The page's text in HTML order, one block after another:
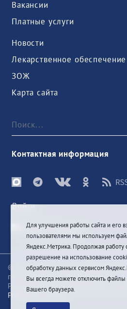
Вакансии
Платные услуги
Новости
Лекарственное обеспечение
ЗОЖ
Карта сайта
Контактная информация
Войти
© При цитировании информации с
первоисточник обязательна
Разработка и техподдержка сайта
Pragmatic Studio
Для улучшения работы сайта и его
пользователями мы используем
Яндекс.Метрика. Продолжая работу
разрешение на использование
обработку данных сервисом
Вы всегда можете отключить файлы
Вашего браузера.